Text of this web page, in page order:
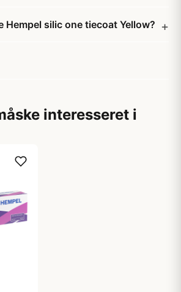
Hempel silic one tiecoat Yellow?
interesseret i